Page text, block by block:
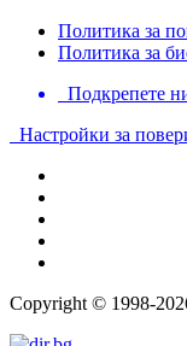
Политика за
Политика за
Подкрепете
Настройки за
Copyright © 1998-